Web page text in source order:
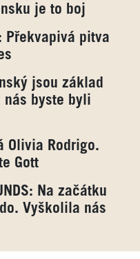
je to boj
Překvapivá pitva
jsou základ
nás byste byli
Olivia Rodrigo.
Gott
Na začátku
Vyškolila nás